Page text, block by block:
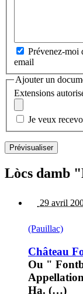
Prévenez-moi
email
Ajouter un
Extensions
Je veux
Lòcs damb
29 avril
(Pauillac)
Château
Ou "
Ha. (…)